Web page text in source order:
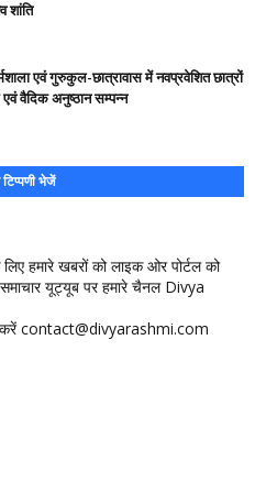
शांति
एवं गुरुकुल-छात्रावास में नवप्रवेशित छात्रों
वैदिक अनुष्ठान सम्पन्न
भेजें
हमारे खबरों को लाइक ओर पोर्टल को
यूट्यूब पर हमारे चैनल Divya
करें contact@divyarashmi.com